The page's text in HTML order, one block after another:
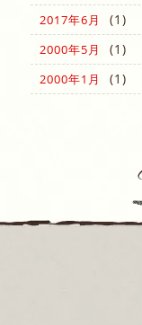
2017年6月 (1)
2000年5月 (1)
2000年1月 (1)